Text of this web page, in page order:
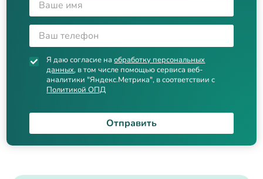
Я даю согласие наобработку персональных
данных, в том числе помощью сервиса веб-
аналитики "Яндекс.Метрика", в соответствии с
Политикой ОПД
Отправить